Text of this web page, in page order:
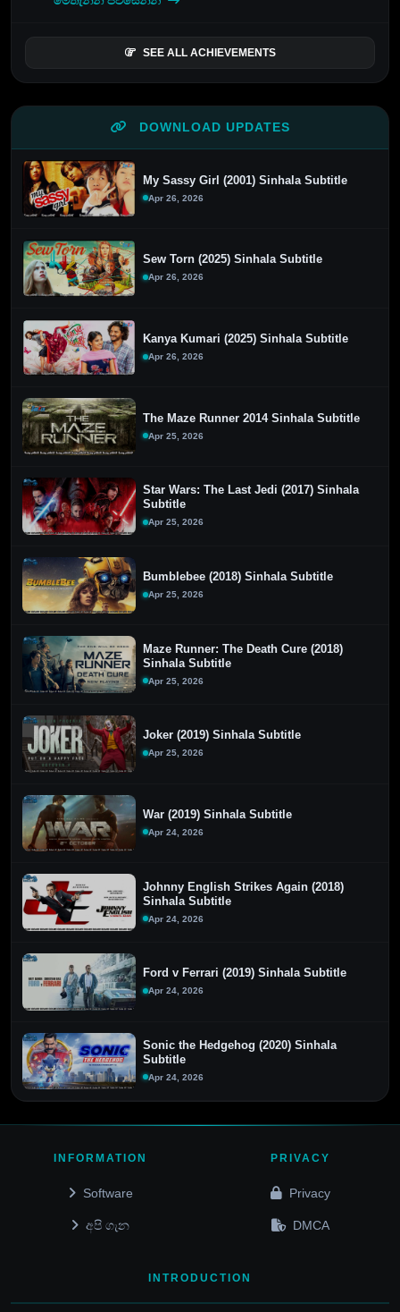
SEE ALL ACHIEVEMENTS
DOWNLOAD UPDATES
My Sassy Girl (2001) Sinhala Subtitle
Apr 26, 2026
Sew Torn (2025) Sinhala Subtitle
Apr 26, 2026
Kanya Kumari (2025) Sinhala Subtitle
Apr 26, 2026
The Maze Runner 2014 Sinhala Subtitle
Apr 25, 2026
Star Wars: The Last Jedi (2017) Sinhala
Subtitle
Apr 25, 2026
Bumblebee (2018) Sinhala Subtitle
Apr 25, 2026
Maze Runner: The Death Cure (2018)
Sinhala Subtitle
Apr 25, 2026
Joker (2019) Sinhala Subtitle
Apr 25, 2026
War (2019) Sinhala Subtitle
Apr 24, 2026
Johnny English Strikes Again (2018)
Sinhala Subtitle
Apr 24, 2026
Ford v Ferrari (2019) Sinhala Subtitle
Apr 24, 2026
Sonic the Hedgehog (2020) Sinhala
Subtitle
Apr 24, 2026
INFORMATION
Software
අපි ගැන
PRIVACY
Privacy
DMCA
INTRODUCTION